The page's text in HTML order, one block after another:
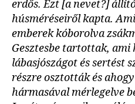
erdős. Ezt [a nevet?]
húsméréseiről kapta.
emberek kóborolva
Gesztesbe tartottak, ami
lábasjószágot és sertést
részre osztották és
hármasával mérlegelve